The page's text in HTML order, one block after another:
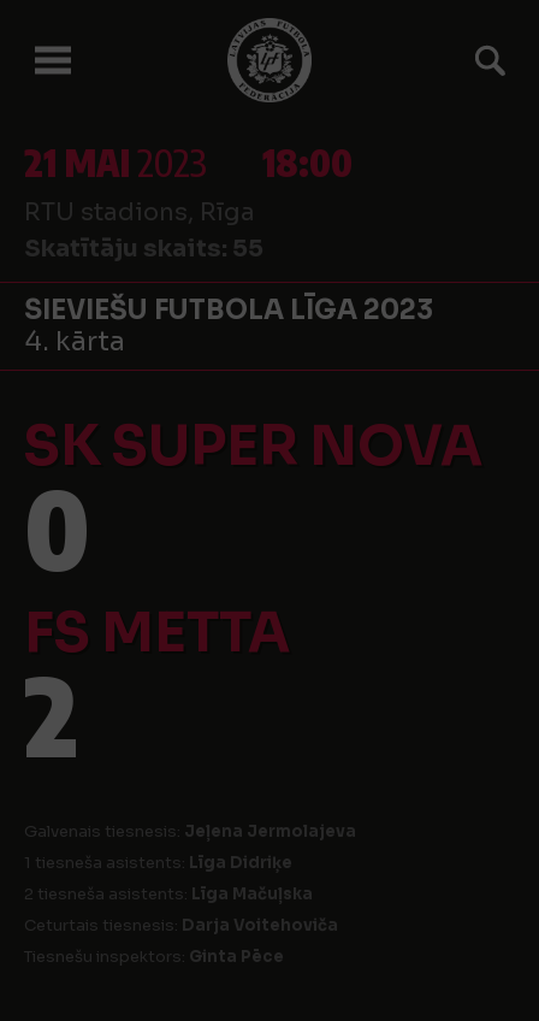
21 MAI2023 18:00
RTU stadions, Rīga
Skatītāju skaits: 55
SIEVIEŠU FUTBOLA LĪGA 2023
4. kārta
SK SUPER NOVA
0
FS METTA
2
Galvenais tiesnesis: Jeļena Jermolajeva
1 tiesneša asistents: Līga Didriķe
2 tiesneša asistents: Līga Mačuļska
Ceturtais tiesnesis: Darja Voitehoviča
Tiesnešu inspektors: Ginta Pēce